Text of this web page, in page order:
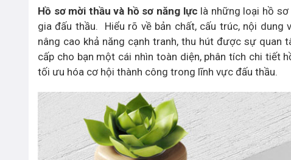
Hồ sơ mời thầu và hồ sơ năng lực là những loại hồ
gia đấu thầu. Hiểu rõ về bản chất, cấu trúc, nội dung
nâng cao khả năng cạnh tranh, thu hút được sự
cấp cho bạn một cái nhìn toàn diện, phân tích chi tiết
tối ưu hóa cơ hội thành công trong lĩnh vực đấu thầu.